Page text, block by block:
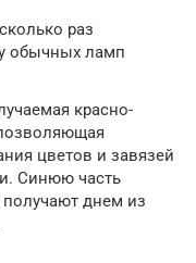
раз
обычных ламп
красно-
цветов и завязей
Синюю часть
получают днем из